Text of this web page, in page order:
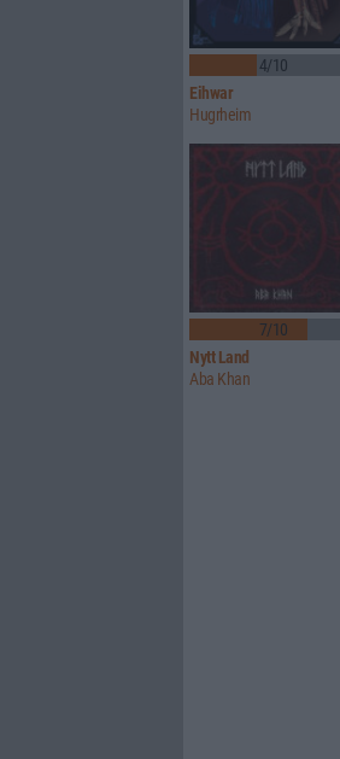
4/10
Eihwar
Hugrheim
7/10
Nytt Land
Aba Khan